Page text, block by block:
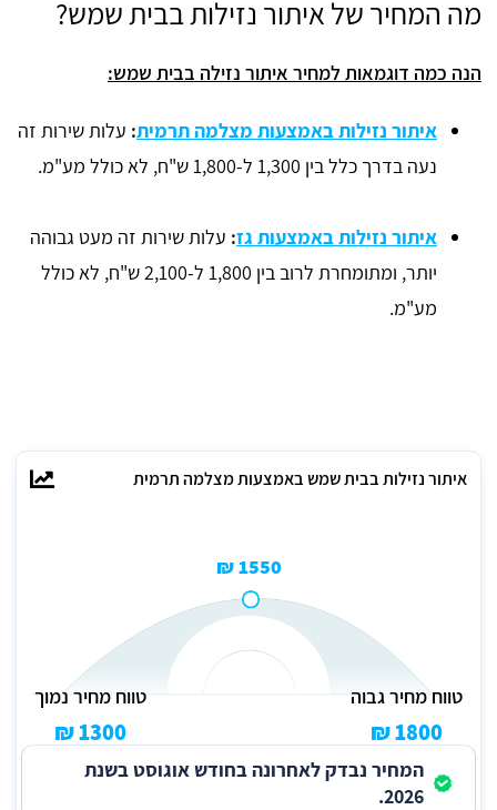
מה המחיר של איתור נזילות בבית שמש?
הנה כמה דוגמאות למחיר איתור נזילה בבית שמש:
איתור נזילות באמצעות מצלמה תרמית: עלות שירות זה
נעה בדרך כלל בין 1,300 ל-1,800 ש"ח, לא כולל מע"מ.
איתור נזילות באמצעות גז: עלות שירות זה מעט גבוהה
יותר, ומתומחרת לרוב בין 1,800 ל-2,100 ש"ח, לא כולל
מע"מ.
איתור נזילות בבית שמש באמצעות מצלמה תרמית
1550 ₪
טווח מחיר גבוה
1800 ₪
טווח מחיר נמוך
1300 ₪
המחיר נבדק לאחרונה בחודש אוגוסט בשנת
2026.